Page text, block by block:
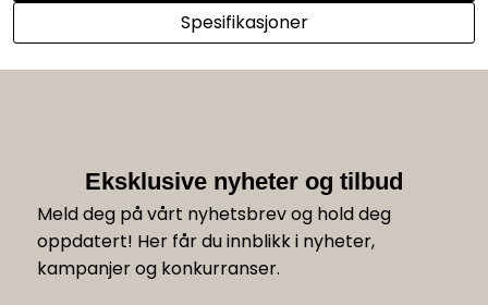
Spesifikasjoner
Eksklusive nyheter og tilbud
Meld deg på vårt nyhetsbrev og hold deg
oppdatert! Her får du innblikk i nyheter,
kampanjer og konkurranser.